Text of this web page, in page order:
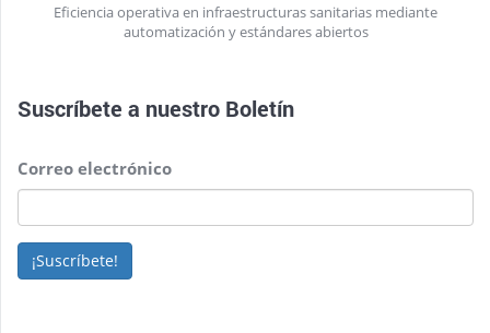
Eficiencia operativa en infraestructuras sanitarias mediante
automatización y estándares abiertos
Suscríbete a nuestro Boletín
Correo electrónico
¡Suscríbete!